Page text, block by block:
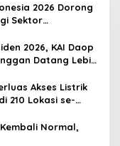
2026 Dorong
Sektor
2026, KAI Daop
Datang Lebih
Akses Listrik
210 Lokasi se-
Normal,